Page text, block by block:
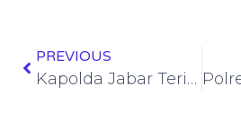
PREVIOUS
Kapolda Jabar Terima Audiensi GAPENSI Jabar Bahas Persiapan Musda XIV